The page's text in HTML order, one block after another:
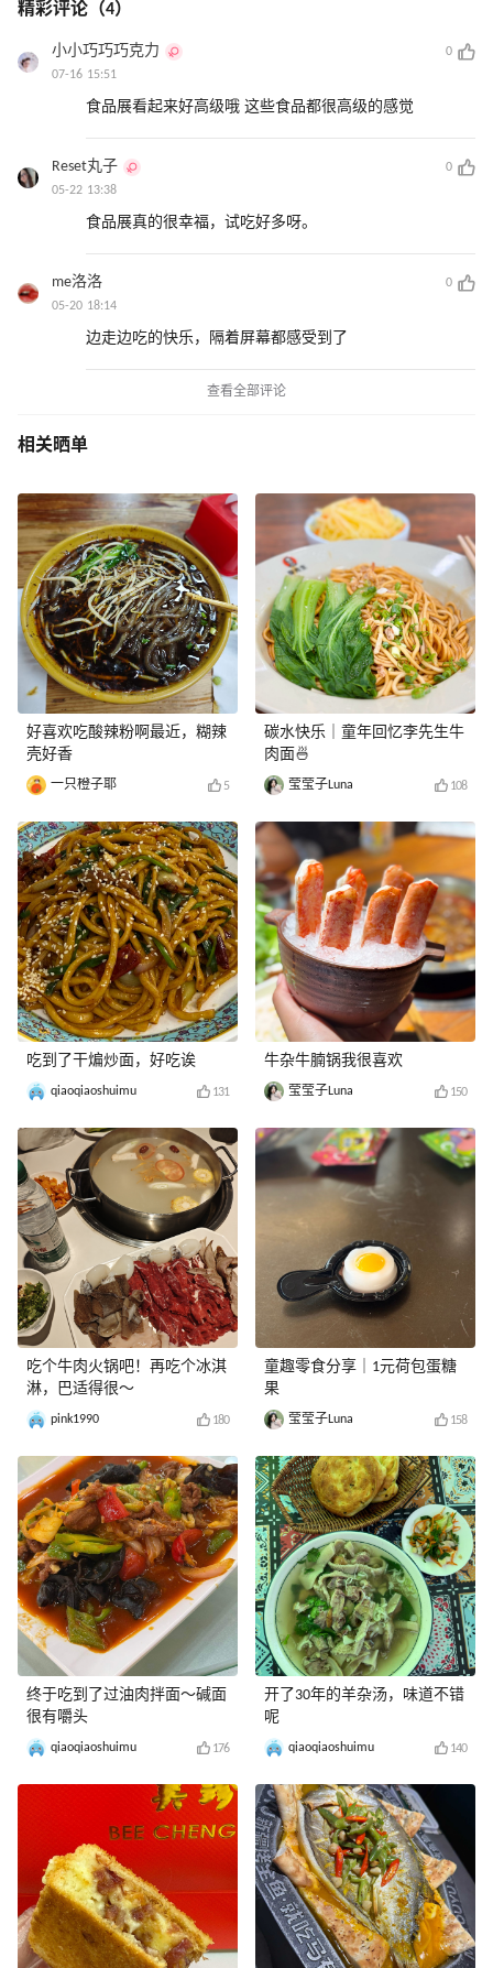
精彩评论（4）
小小巧巧巧克力
0
07-16 15:51
食品展看起来好高级哦 这些食品都很高级的感觉
Reset丸子
0
05-22 13:38
食品展真的很幸福，试吃好多呀。
me洛洛
0
05-20 18:14
边走边吃的快乐，隔着屏幕都感受到了
查看全部评论
相关晒单
好喜欢吃酸辣粉啊最近，糊辣
壳好香
一只橙子耶 5
吃到了干煸炒面，好吃诶
qiaoqiaoshuimu 131
吃个牛肉火锅吧！再吃个冰淇
淋，巴适得很～
pink1990 180
终于吃到了过油肉拌面～碱面
很有嚼头
qiaoqiaoshuimu 176
碳水快乐｜童年回忆李先生牛
肉面🍜
莹莹子Luna 108
牛杂牛腩锅我很喜欢
莹莹子Luna 150
童趣零食分享｜1元荷包蛋糖
果
莹莹子Luna 158
开了30年的羊杂汤，味道不错
呢
qiaoqiaoshuimu 140